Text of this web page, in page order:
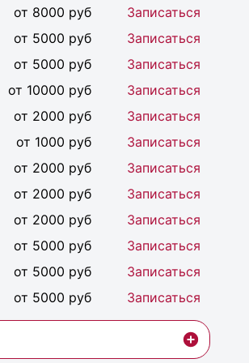
от 8000 руб
Записаться
от 5000 руб
Записаться
от 5000 руб
Записаться
от 10000 руб
Записаться
от 2000 руб
Записаться
от 1000 руб
Записаться
от 2000 руб
Записаться
от 2000 руб
Записаться
от 2000 руб
Записаться
от 5000 руб
Записаться
от 5000 руб
Записаться
от 5000 руб
Записаться